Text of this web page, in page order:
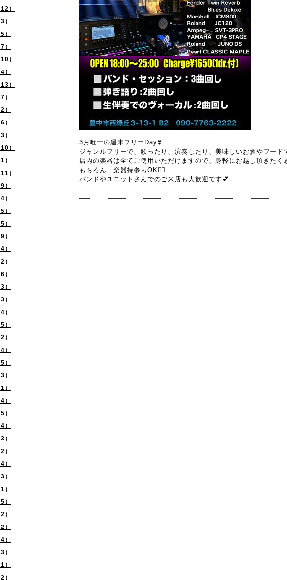
）
）
）
）
）
）
）
）
）
）
）
）
）
）
）
）
）
）
）
）
）
）
）
）
）
）
）
）
）
）
）
）
）
）
）
）
）
）
）
）
）
）
）
）
）
）
3月唯一の週末フリーDay❣️
ジャンルフリーで、歌ったり、演奏したり、美味しいお酒やフード
店内の楽器は全てご使用いただけますので、身軽にお越し頂きたく
もちろん、楽器持参もOK🙆‍♀️
バンドやユニットさんでのご来店も大歓迎です💕